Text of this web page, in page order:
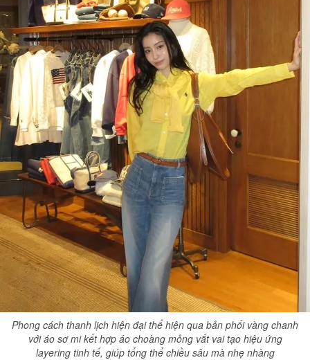
Phong cách thanh lịch hiện đại thể hiện qua bản phối vàng chanh
với áo sơ mi kết hợp áo choàng mỏng vắt vai tạo hiệu ứng
layering tinh tế, giúp tổng thể chiều sâu mà nhẹ nhàng